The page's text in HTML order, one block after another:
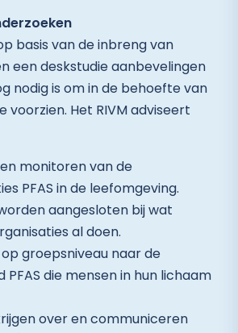
basis van de inbreng van
een deskstudie aanbevelingen
nodig is om in de behoefte van
voorzien. Het RIVM adviseert
monitoren van de
PFAS in de leefomgeving.
aangesloten bij wat
al doen.
groepsniveau naar de
PFAS die mensen in hun lichaam
over en communiceren